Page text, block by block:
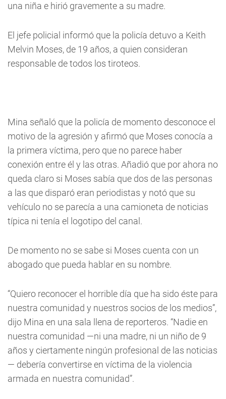
una niña e hirió gravemente a su madre.
El jefe policial informó que la policía detuvo a Keith
Melvin Moses, de 19 años, a quien consideran
responsable de todos los tiroteos.
Mina señaló que la policía de momento desconoce el
motivo de la agresión y afirmó que Moses conocía a
la primera víctima, pero que no parece haber
conexión entre él y las otras. Añadió que por ahora no
queda claro si Moses sabía que dos de las personas
a las que disparó eran periodistas y notó que su
vehículo no se parecía a una camioneta de noticias
típica ni tenía el logotipo del canal.
De momento no se sabe si Moses cuenta con un
abogado que pueda hablar en su nombre.
“Quiero reconocer el horrible día que ha sido éste para
nuestra comunidad y nuestros socios de los medios”,
dijo Mina en una sala llena de reporteros. “Nadie en
nuestra comunidad —ni una madre, ni un niño de 9
años y ciertamente ningún profesional de las noticias
— debería convertirse en víctima de la violencia
armada en nuestra comunidad”.